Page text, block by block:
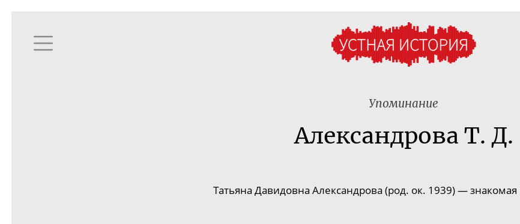
Упоминание
Александрова Т. Д.
Татьяна Давидовна Александрова (род. ок. 1939) —